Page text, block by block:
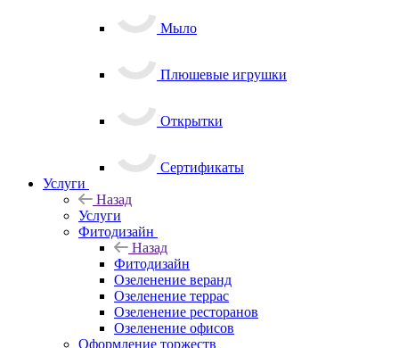
Мыло
Плюшевые игрушки
Открытки
Сертификаты
Услуги
Назад
Услуги
Фитодизайн
Назад
Фитодизайн
Озеленение веранд
Озеленение террас
Озеленение ресторанов
Озеленение офисов
Оформление торжеств